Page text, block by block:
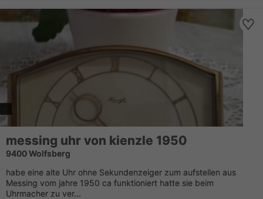
messing uhr von kienzle 1950
9400 Wolfsberg
habe eine alte Uhr ohne Sekundenzeiger zum aufstellen aus
Messing vom jahre 1950 ca funktioniert hatte sie beim
Uhrmacher zu ver...